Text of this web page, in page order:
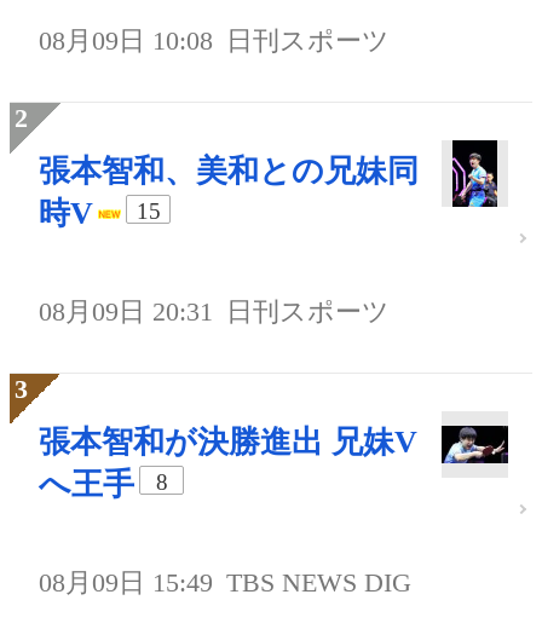
08月09日 10:08 日刊スポーツ
張本智和、美和との兄妹同
時V
15
08月09日 20:31 日刊スポーツ
張本智和が決勝進出 兄妹V
へ王手
8
08月09日 15:49 TBS NEWS DIG